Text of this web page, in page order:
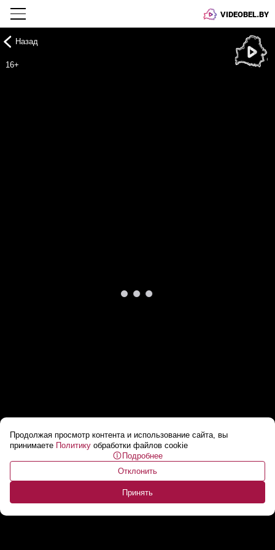
VIDEOBEL.BY
Продолжая просмотр контента и использование сайта, вы
принимаете Политику обработки файлов cookie
Подробнее
Отклонить
Принять
Назад
16+
Беларусь — самое популярное направление
для отдыха на Новый год у россиян...